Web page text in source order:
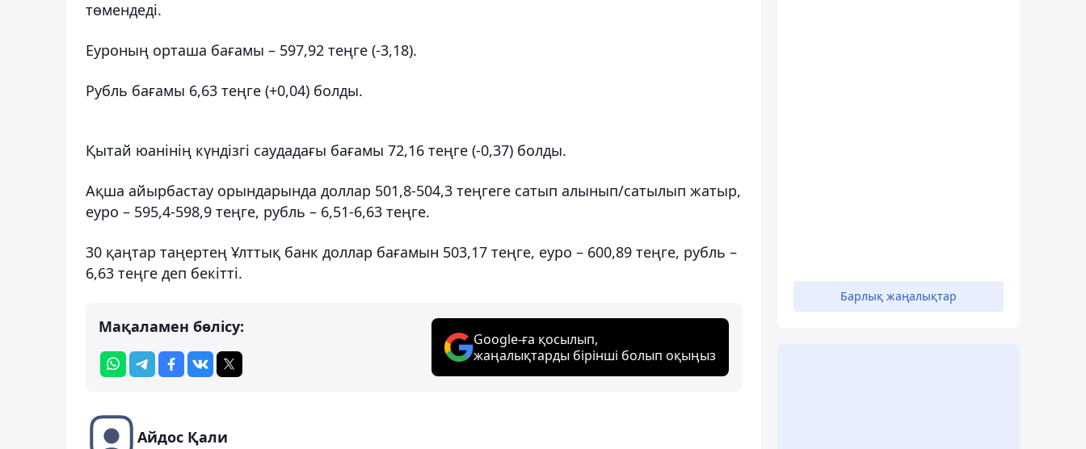
төмендеді.
Еуроның орташа бағамы – 597,92 теңге (-3,18).
Рубль бағамы 6,63 теңге (+0,04) болды.
Қытай юанінің күндізгі саудадағы бағамы 72,16 теңге (-0,37) болды.
Ақша айырбастау орындарында доллар 501,8-504,3 теңгеге сатып алынып/сатылып жатыр,
еуро – 595,4-598,9 теңге, рубль – 6,51-6,63 теңге.
30 қаңтар таңертең Ұлттық банк доллар бағамын 503,17 теңге, еуро – 600,89 теңге, рубль –
6,63 теңге деп бекітті.
Мақаламен бөлісу:
Google-ға қосылып,
жаңалықтарды бірінші болып оқыңыз
Айдос Қали
Барлық жаңалықтар